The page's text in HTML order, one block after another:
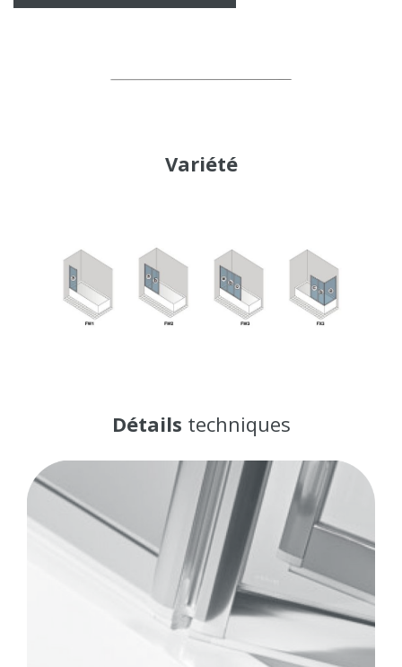
Variété
Détails techniques